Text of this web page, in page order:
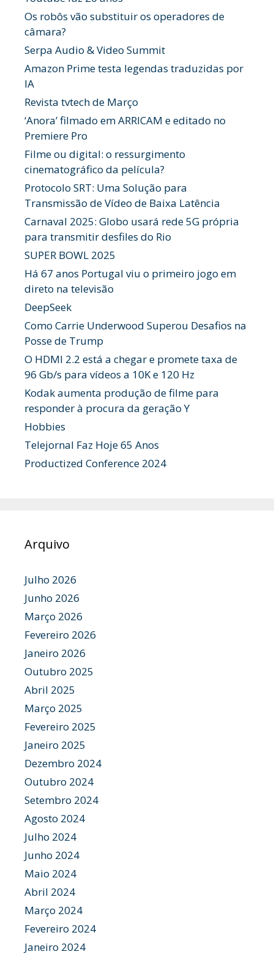
Os robôs vão substituir os operadores de
câmara?
Serpa Audio & Video Summit
Amazon Prime testa legendas traduzidas por
IA
Revista tvtech de Março
‘Anora’ filmado em ARRICAM e editado no
Premiere Pro
Filme ou digital: o ressurgimento
cinematográfico da película?
Protocolo SRT: Uma Solução para
Transmissão de Vídeo de Baixa Latência
Carnaval 2025: Globo usará rede 5G própria
para transmitir desfiles do Rio
SUPER BOWL 2025
Há 67 anos Portugal viu o primeiro jogo em
direto na televisão
DeepSeek
Como Carrie Underwood Superou Desafios na
Posse de Trump
O HDMI 2.2 está a chegar e promete taxa de
96 Gb/s para vídeos a 10K e 120 Hz
Kodak aumenta produção de filme para
responder à procura da geração Y
Hobbies
Telejornal Faz Hoje 65 Anos
Productized Conference 2024
Arquivo
Julho 2026
Junho 2026
Março 2026
Fevereiro 2026
Janeiro 2026
Outubro 2025
Abril 2025
Março 2025
Fevereiro 2025
Janeiro 2025
Dezembro 2024
Outubro 2024
Setembro 2024
Agosto 2024
Julho 2024
Junho 2024
Maio 2024
Abril 2024
Março 2024
Fevereiro 2024
Janeiro 2024